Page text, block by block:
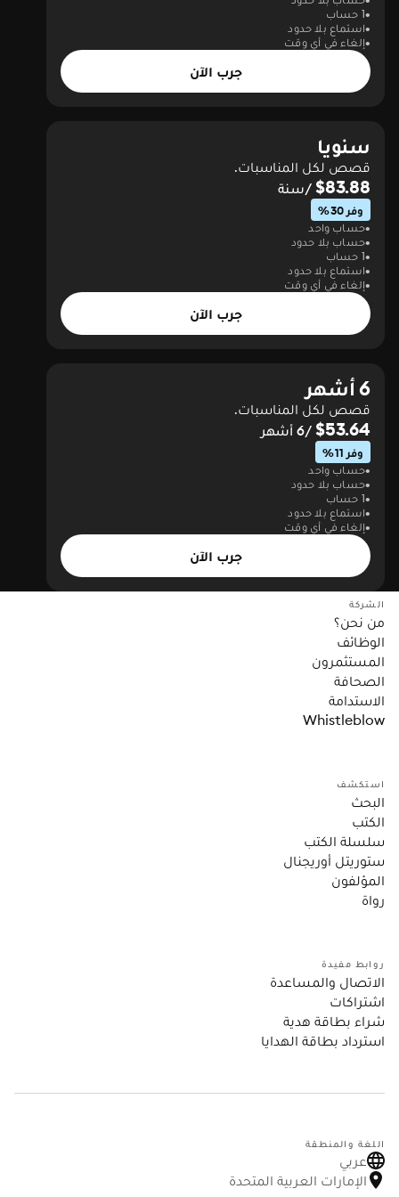
1 حساب
استماع بلا حدود
إلغاء في أي وقت
جرب الآن
سنويا
قصص لكل المناسبات.
$83.88 /سنة
وفر 30%
حساب واحد
حساب بلا حدود
1 حساب
استماع بلا حدود
إلغاء في أي وقت
جرب الآن
6 أشهر
قصص لكل المناسبات.
$53.64 /6 أشهر
وفر 11%
حساب واحد
حساب بلا حدود
1 حساب
استماع بلا حدود
إلغاء في أي وقت
جرب الآن
الشركة
من نحن؟
الوظائف
المستثمرون
الصحافة
الاستدامة
Whistleblow
استكشف
البحث
الكتب
سلسلة الكتب
ستوريتل أوريجنال
المؤلفون
رواة
روابط مفيدة
الاتصال والمساعدة
اشتراكات
شراء بطاقة هدية
استرداد بطاقة الهدايا
اللغة والمنطقة
عربي
الإمارات العربية المتحدة